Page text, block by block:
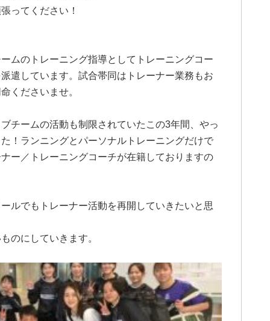
ってください！
ムのトレーニング指導としてトレーニングコー
遣しています。試合帯同はトレーナー業務もお
くださいませ。
チームの活動も制限されていたこの3年間、やっ
！ランニングとパーソナルトレーニングだけで
ー／トレーニングコーチが在籍しておりますの
ルでもトレーナー活動を再開していきたいと思
のにしていきます。